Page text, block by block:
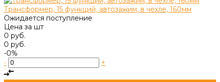
Трансформер, 15 функций, автозажим, в чехле, 160мм
Ожидается поступление
Цена за шт
0 руб.
0 руб.
-0%
-
+